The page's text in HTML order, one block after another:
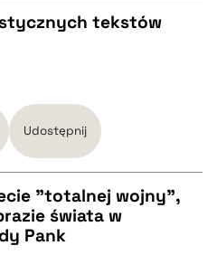
tekstów
Udostępnij
"totalnej wojny",
świata w
Pank